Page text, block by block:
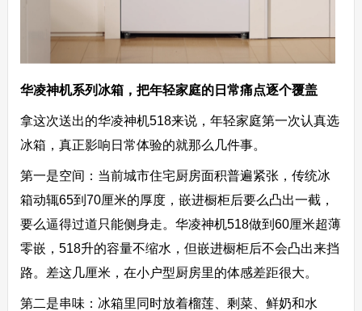
华凌神机系列冰箱，把年轻家庭的日常痛点逐个覆盖
拿这次送出的华凌神机518来说，年轻家庭第一次认真选
冰箱，真正影响日常体验的就那么几件事。
第一是空间：当前城市住宅厨房面积普遍紧张，传统冰
箱动辄65到70厘米的厚度，嵌进橱柜后要么凸出一截，
要么逼得过道只能侧身走。华凌神机518做到60厘米超薄
零嵌，518升的容量不缩水，但嵌进橱柜后不会凸出来挡
路。差这几厘米，在小户型厨房里的体感差距很大。
第二是串味：冰箱里同时放着榴莲、剩菜、鲜奶和水